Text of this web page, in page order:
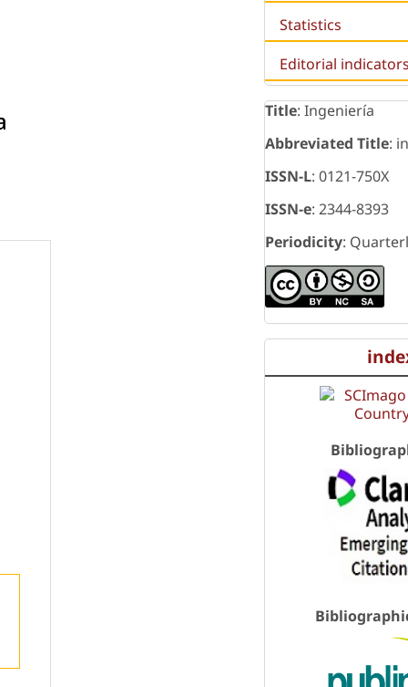
Statistics
Editorial
Title: Ingeniería
Abbreviated Title:
ISSN-L: 0121-750X
ISSN-e: 2344-8393
Periodicity: